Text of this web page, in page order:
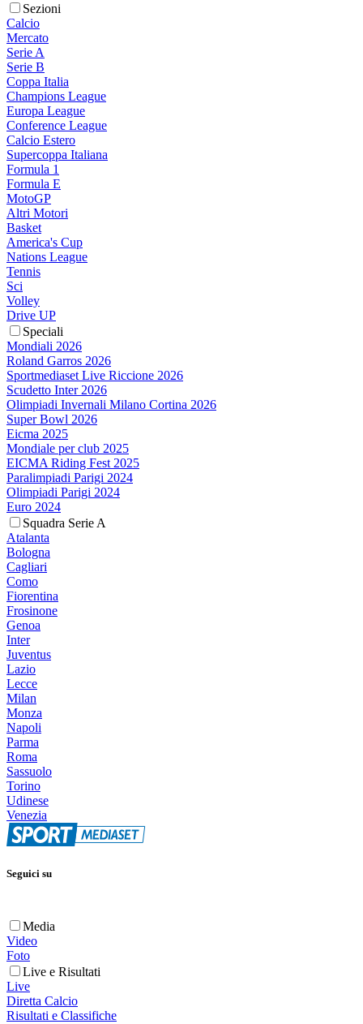
Sezioni
Calcio
Mercato
Serie A
Serie B
Coppa Italia
Champions League
Europa League
Conference League
Calcio Estero
Supercoppa Italiana
Formula 1
Formula E
MotoGP
Altri Motori
Basket
America's Cup
Nations League
Tennis
Sci
Volley
Drive UP
Speciali
Mondiali 2026
Roland Garros 2026
Sportmediaset Live Riccione 2026
Scudetto Inter 2026
Olimpiadi Invernali Milano Cortina 2026
Super Bowl 2026
Eicma 2025
Mondiale per club 2025
EICMA Riding Fest 2025
Paralimpiadi Parigi 2024
Olimpiadi Parigi 2024
Euro 2024
Squadra Serie A
Atalanta
Bologna
Cagliari
Como
Fiorentina
Frosinone
Genoa
Inter
Juventus
Lazio
Lecce
Milan
Monza
Napoli
Parma
Roma
Sassuolo
Torino
Udinese
Venezia
Seguici su
Media
Video
Foto
Live e Risultati
Live
Diretta Calcio
Risultati e Classifiche